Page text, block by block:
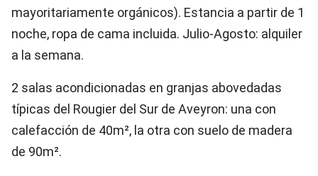
mayoritariamente orgánicos). Estancia a partir de 1
noche, ropa de cama incluida. Julio-Agosto: alquiler
a la semana.
2 salas acondicionadas en granjas abovedadas
típicas del Rougier del Sur de Aveyron: una con
calefacción de 40m², la otra con suelo de madera
de 90m².